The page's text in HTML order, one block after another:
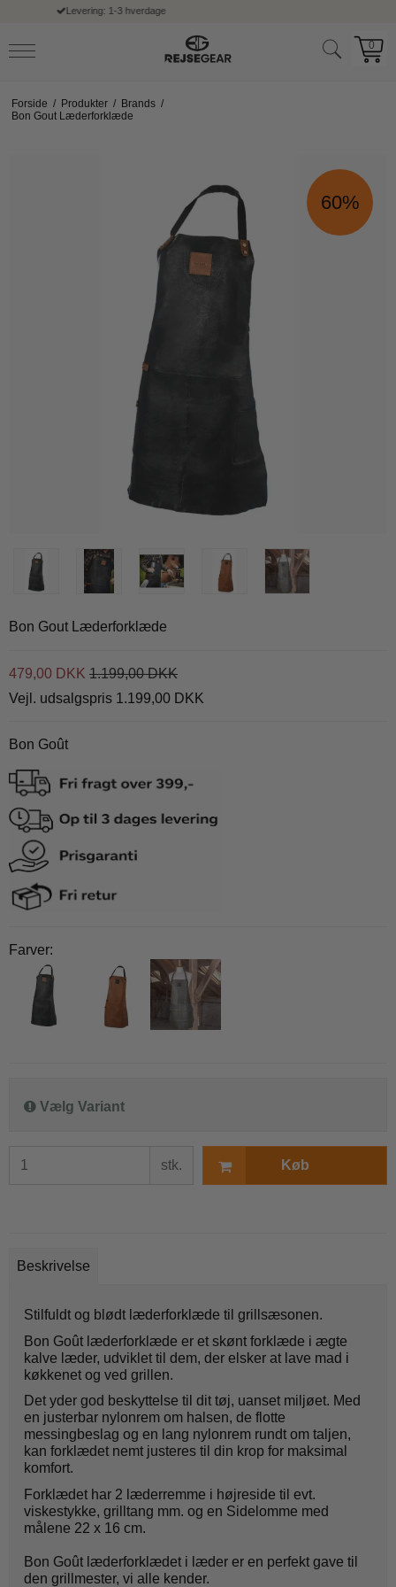
Fri fragt ved køb over 399,- kr
0
Forside / Produkter / Brands /
Bon Gout Læderforklæde
60%
Bon Gout Læderforklæde
479,00 DKK 1.199,00 DKK
Vejl. udsalgspris 1.199,00 DKK
Bon Goût
Farver:
Vælg Variant
stk. Køb
Beskrivelse
Stilfuldt og blødt læderforklæde til grillsæsonen.
Bon Goût læderforklæde er et skønt forklæde i ægte
kalve læder, udviklet til dem, der elsker at lave mad i
køkkenet og ved grillen.
Det yder god beskyttelse til dit tøj, uanset miljøet. Med
en justerbar nylonrem om halsen, de flotte
messingbeslag og en lang nylonrem rundt om taljen,
kan forklædet nemt justeres til din krop for maksimal
komfort.
Forklædet har 2 læderremme i højreside til evt.
viskestykke, grilltang mm. og en Sidelomme med
målene 22 x 16 cm.
Bon Goût læderforklædet i læder er en perfekt gave til
den grillmester, vi alle kender.